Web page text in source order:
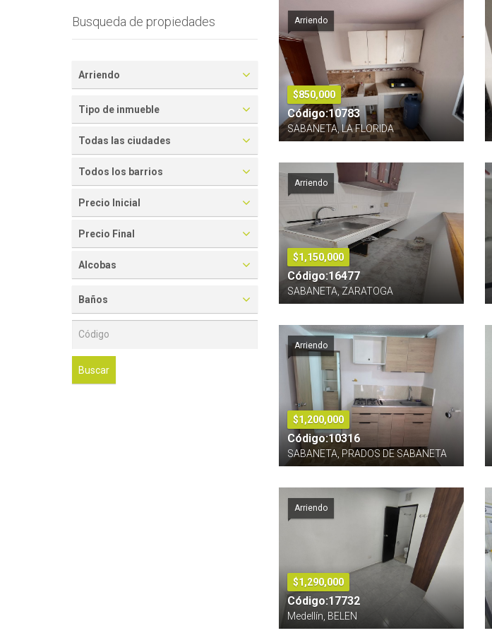
Busqueda de propiedades
Arriendo
Tipo de inmueble
Todas las ciudades
Todos los barrios
Precio Inicial
Precio Final
Alcobas
Baños
Buscar
Arriendo
$850,000
Código:10783
SABANETA, LA FLORIDA
Arriendo
$1,150,000
Código:16477
SABANETA, ZARATOGA
Arriendo
$1,200,000
Código:10316
SABANETA, PRADOS DE SABANETA
Arriendo
$1,290,000
Código:17732
Medellín, BELEN